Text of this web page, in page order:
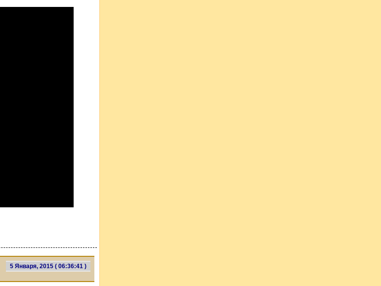
5 Января, 2015 ( 06:36:41 )